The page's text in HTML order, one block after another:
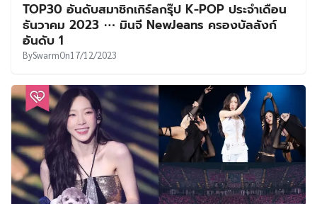
TOP30 อันดับสมาชิกเกิร์ลกรุ๊ป K-POP ประจำเดือน
ธันวาคม 2023 ⋯ มินจี NewJeans ครองบัลลังก์
อันดับ 1
BySwarmOn17/12/2023